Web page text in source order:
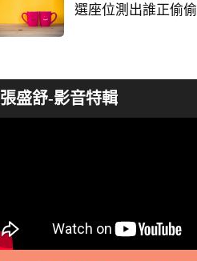
選座位測出誰正偷
張盛舒-影音特輯